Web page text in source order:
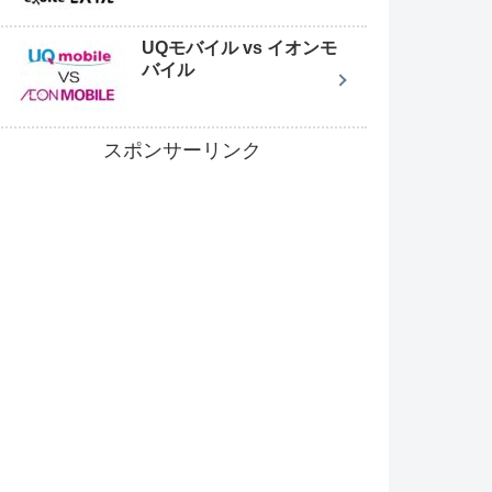
UQモバイル vs イオンモ
バイル
スポンサーリンク